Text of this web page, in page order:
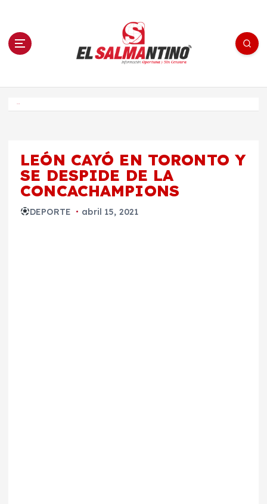
n El Salmantino - medios/noticias/editorial
LEÓN CAYÓ EN TORONTO Y
SE DESPIDE DE LA
CONCACHAMPIONS
DEPORTE abril 15, 2021